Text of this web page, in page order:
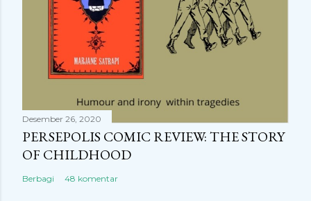
Desember 26, 2020
PERSEPOLIS COMIC REVIEW: THE STORY
OF CHILDHOOD
Berbagi 48 komentar